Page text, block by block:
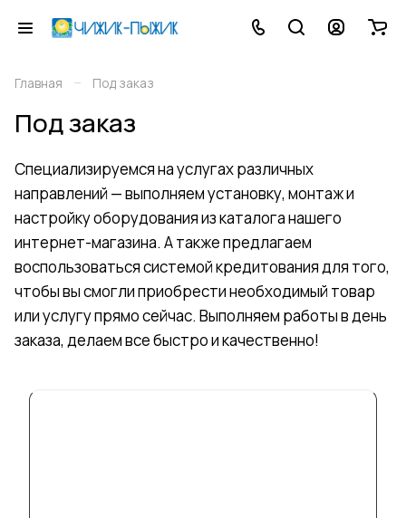
Главная – Под заказ
Под заказ
Специализируемся на услугах различных
направлений — выполняем установку, монтаж и
настройку оборудования из каталога нашего
интернет-магазина. А также предлагаем
воспользоваться системой кредитования для того,
чтобы вы смогли приобрести необходимый товар
или услугу прямо сейчас. Выполняем работы в день
заказа, делаем все быстро и качественно!